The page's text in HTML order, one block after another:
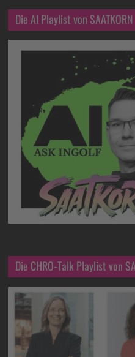
Die AI Playlist von SAATKORN
Die CHRO-Talk Playlist von